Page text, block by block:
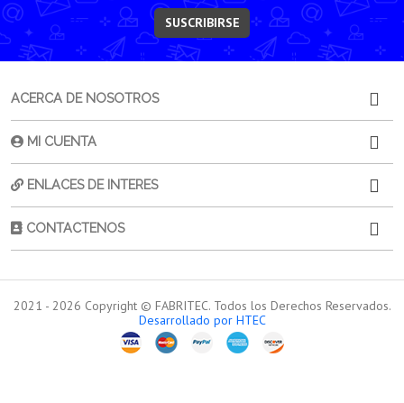
SUSCRIBIRSE
ACERCA DE NOSOTROS
MI CUENTA
ENLACES DE INTERES
CONTACTENOS
2021 - 2026 Copyright © FABRITEC. Todos los Derechos Reservados.
Desarrollado por HTEC